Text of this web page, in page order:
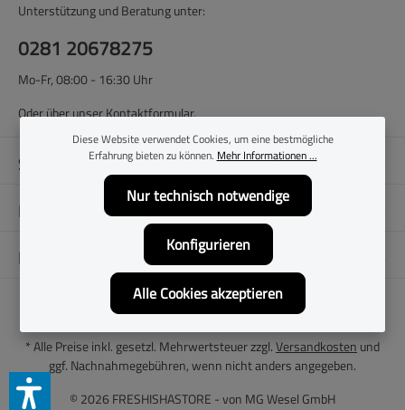
Unterstützung und Beratung unter:
0281 20678275
Mo-Fr, 08:00 - 16:30 Uhr
Oder über unserKontaktformular.
Shop-Service
Filialen
Folge uns
© 2026 FRESHISHASTORE - von MG Wesel GmbH
* Alle Preise inkl. gesetzl. Mehrwertsteuer zzgl.Versandkosten und
ggf. Nachnahmegebühren, wenn nicht anders angegeben.
Diese Website verwendet Cookies, um eine bestmögliche
Erfahrung bieten zu können. Mehr Informationen ...
Nur technisch notwendige
Konfigurieren
Alle Cookies akzeptieren